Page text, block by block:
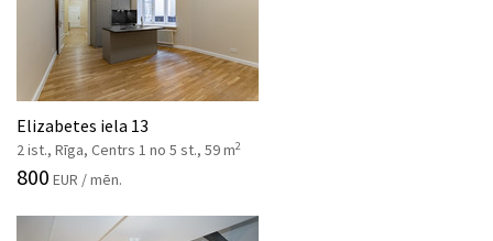
Elizabetes iela 13
2 ist., Rīga, Centrs 1 no 5 st., 59 m2
800 EUR / mēn.